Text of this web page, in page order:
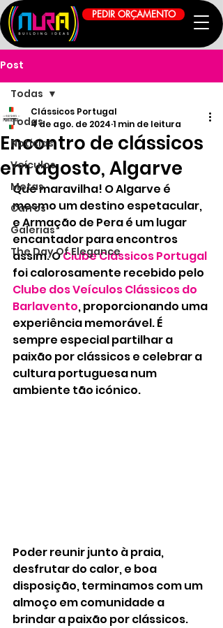
PEDIR ORÇAMENTO
Post
Todas
Notícias
Veículos
Motas
Carros
Galerias
The Day Of Elegance
Todas
Encontro de clássicos
em agosto, Algarve
Clássicos Portugal
4 de ago. de 2024 1 min de leitura
Que maravilha! O Algarve é
mesmo um destino espetacular,
e Armação de Pera é um lugar
encantador para encontros
assim. O Clube Clássicos Portugal
foi calorosamente recebido pelo
Clube dos Veículos Clássicos do
Barlavento, proporcionando uma
experiência memorável. É
sempre especial partilhar a
paixão por clássicos e celebrar a
cultura portuguesa num
ambiente tão icónico.
Poder reunir junto à praia,
desfrutar do calor, e boa
disposição, terminamos com um
almoço em comunidade a
brindar a paixão por clássicos.